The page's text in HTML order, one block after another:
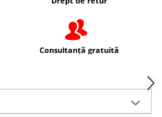
Consultanță gratuită